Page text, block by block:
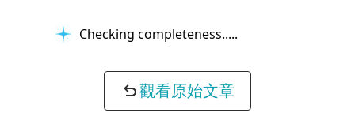
Checking completeness...
觀看原始文章